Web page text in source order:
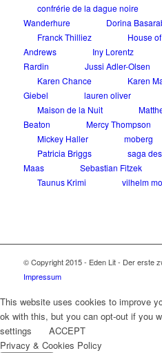
confrérie de la dague noire
Wanderhure
Dorina
Franck Thilliez
House
Andrews
Iny Lorentz
Rardin
Jussi Adler-Olsen
Karen Chance
Karen
Giebel
lauren oliver
Maison de la Nuit
Beaton
Mercy Thompson
Mickey Haller
moberg
Patricia Briggs
saga
Maas
Sebastian Fitzek
Taunus Krimi
vilhelm
© Copyright 2015 - Eden Lit - Der erste
Impressum
This website uses cookies to improve
ok with this, but you can opt-out if you
settings
ACCEPT
Privacy & Cookies Policy